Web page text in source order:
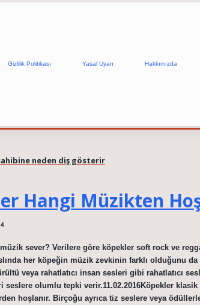
Gizlilik Politikası Yasal Uyarı Hakkımızda
neden diş gösterir
Hangi Müzikten
sever? Verilere göre köpekler soft rock ve
her köpeğin müzik zevkinin farklı olduğunu
veya rahatlatıcı insan sesleri gibi rahatlatıcı
olumlu tepki verir.11.02.2016Köpekler
hoşlanır. Birçoğu ayrıca tiz seslere veya